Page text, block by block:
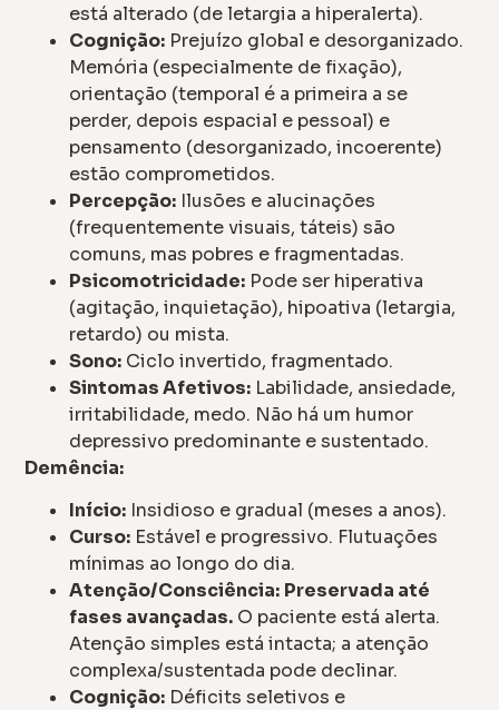
está alterado (de letargia a hiperalerta).
Cognição: Prejuízo global e desorganizado.
Memória (especialmente de fixação),
orientação (temporal é a primeira a se
perder, depois espacial e pessoal) e
pensamento (desorganizado, incoerente)
estão comprometidos.
Percepção: Ilusões e alucinações
(frequentemente visuais, táteis) são
comuns, mas pobres e fragmentadas.
Psicomotricidade: Pode ser hiperativa
(agitação, inquietação), hipoativa (letargia,
retardo) ou mista.
Sono: Ciclo invertido, fragmentado.
Sintomas Afetivos: Labilidade, ansiedade,
irritabilidade, medo. Não há um humor
depressivo predominante e sustentado.
Demência:
Início: Insidioso e gradual (meses a anos).
Curso: Estável e progressivo. Flutuações
mínimas ao longo do dia.
Atenção/Consciência: Preservada até
fases avançadas. O paciente está alerta.
Atenção simples está intacta; a atenção
complexa/sustentada pode declinar.
Cognição: Déficits seletivos e